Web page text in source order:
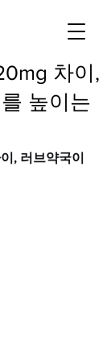
차이,
높이는
, 러브약국이